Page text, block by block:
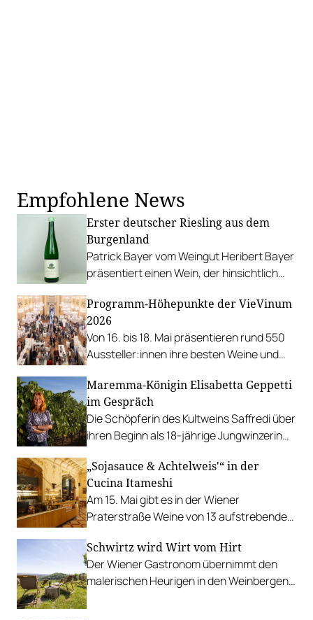
Empfohlene News
Erster deutscher Riesling aus dem
Burgenland
Patrick Bayer vom Weingut Heribert Bayer
präsentiert einen Wein, der hinsichtlich
etwas ganz Besonderes ist.
Programm-Höhepunkte der VieVinum
2026
Von 16. bis 18. Mai präsentieren rund 550
Aussteller:innen ihre besten Weine und
Maremma-Königin Elisabetta Geppetti
im Gespräch
Die Schöpferin des Kultweins Saffredi über
ihren Beginn als 18-jährige Jungwinzerin
Klimawandels.
„Sojasauce & Achtelweis'“ in der
Cucina Itameshi
Am 15. Mai gibt es in der Wiener
Praterstraße Weine von 13 aufstrebenden
Schwirtz wird Wirt vom Hirt
Der Wiener Gastronom übernimmt den
malerischen Heurigen in den Weinbergen